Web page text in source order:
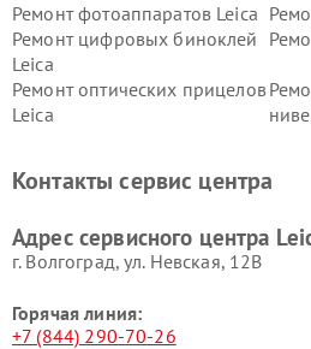
Ремонт фотоаппаратов Leica
Ремонт цифровых биноклей
Leica
Ремонт оптических прицелов
Leica
Контакты сервис центра
Адрес сервисного центра
г. Волгоград, ул. Невская, 12В
Горячая линия:
+7 (844) 290-70-26